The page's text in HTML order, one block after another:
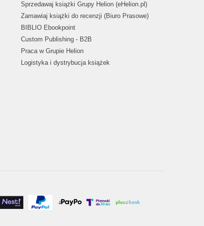
Sprzedawaj książki Grupy Helion (eHelion.pl)
Zamawiaj książki do recenzji (Biuro Prasowe)
BIBLIO Ebookpoint
Custom Publishing - B2B
Praca w Grupie Helion
Logistyka i dystrybucja książek